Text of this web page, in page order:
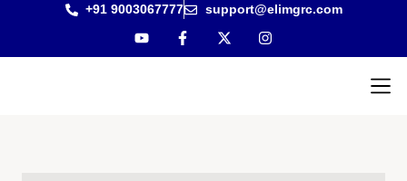
+91 9003067777 support@elimgrc.com